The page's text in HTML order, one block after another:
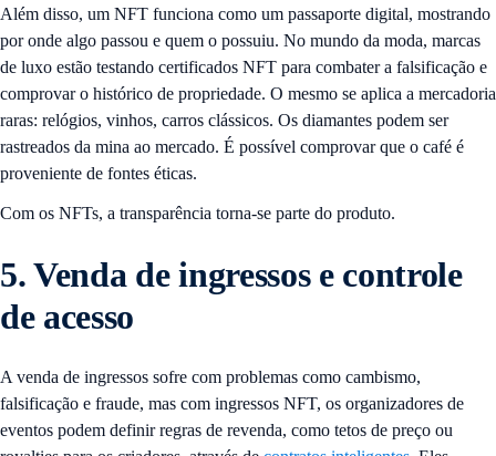
Além disso, um NFT funciona como um passaporte digital, mostrando
por onde algo passou e quem o possuiu. No mundo da moda, marcas
de luxo estão testando certificados NFT para combater a falsificação e
comprovar o histórico de propriedade. O mesmo se aplica a mercadoria
raras: relógios, vinhos, carros clássicos. Os diamantes podem ser
rastreados da mina ao mercado. É possível comprovar que o café é
proveniente de fontes éticas.
Com os NFTs, a transparência torna-se parte do produto.
5. Venda de ingressos e controle
de acesso
A venda de ingressos sofre com problemas como cambismo,
falsificação e fraude, mas com ingressos NFT, os organizadores de
eventos podem definir regras de revenda, como tetos de preço ou